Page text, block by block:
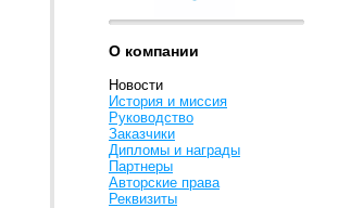
О компании
Новости
История и миссия
Руководство
Заказчики
Дипломы и награды
Партнеры
Авторские права
Реквизиты